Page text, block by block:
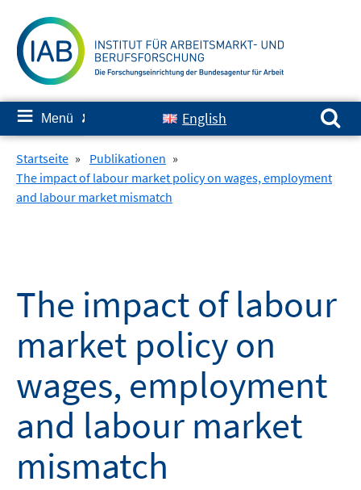
zum
Inhalt
≡ Menü ✘ English
Suchen nach:
Startseite » Publikationen »
The impact of labour market policy on wages, employment
and labour market mismatch
The impact of labour
market policy on
wages, employment
and labour market
mismatch